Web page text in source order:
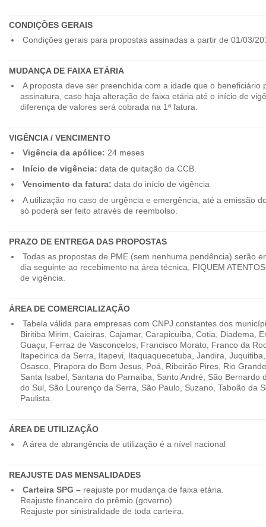
CONDIÇÕES GERAIS
Condições gerais para propostas assinadas a partir de 01/03/
MUDANÇA DE FAIXA ETÁRIA
A proposta deve ser preenchida com a idade que o beneficiário
assinatura, caso haja alteração de faixa etária até o início de
diferença de valores será cobrada na 1ª fatura.
VIGÊNCIA / VENCIMENTO
Vigência da apólice: 24 meses
Início de vigência: data de quitação da CCB.
Vencimento da fatura: data do início de vigência
A utilização no caso de urgência e emergência, até a emissão
só poderá ser feito através de reembolso.
PRAZO DE ENTREGA DAS PROPOSTAS
Todas as propostas de PME (sem nenhuma pendência) serão
dia seguinte ao recebimento na área técnica, FIQUEM
de vigência.
ÁREA DE COMERCIALIZAÇÃO
Tabela válida para empresas com CNPJ constantes dos
Biritiba Mirim, Caieiras, Cajamar, Carapicuíba, Cotia, Diadema,
Guaçu, Ferraz de Vasconcelos, Francisco Morato, Franco da
Itapecirica da Serra, Itapevi, Itaquaquecetuba, Jandira,
Osasco, Pirapora do Bom Jesus, Poá, Ribeirão Pires, Rio
Santa Isabel, Santana do Parnaíba, Santo André, São Bernardo
do Sul, São Lourenço da Serra, São Paulo, Suzano, Taboão da
Paulista.
ÁREA DE UTILIZAÇÃO
A área de abrangência de utilização é a nível nacional
REAJUSTE DAS MENSALIDADES
Carteira SPG –reajuste por mudança de faixa etária.
Reajuste financeiro do prêmio (governo)
Reajuste por sinistralidade de toda carteira.